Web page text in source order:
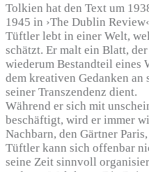
Tolkien hat den Text um
1945 in ›The Dublin
Tüftler lebt in einer Welt,
schätzt. Er malt ein Blatt,
wiederum Bestandteil eines
dem kreativen Gedanken
seiner Transzendenz dient.
Während er sich mit
beschäftigt, wird er immer
Nachbarn, den Gärtner
Tüftler kann sich offenbar
seine Zeit sinnvoll